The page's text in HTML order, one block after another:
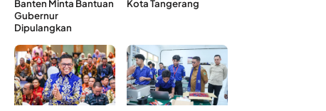
Banten Minta Bantuan
Gubernur
Dipulangkan
Kota Tangerang